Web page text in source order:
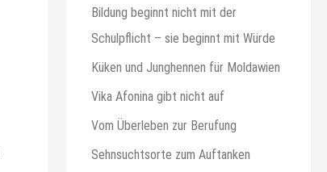
Bildung beginnt nicht mit der
Schulpflicht – sie beginnt mit Würde
Küken und Junghennen für Moldawien
Vika Afonina gibt nicht auf
Vom Überleben zur Berufung
Sehnsuchtsorte zum Auftanken